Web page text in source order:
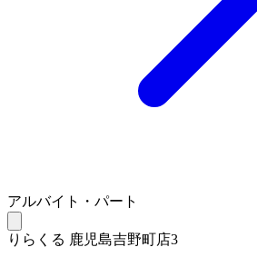
アルバイト・パート
りらくる 鹿児島吉野町店3